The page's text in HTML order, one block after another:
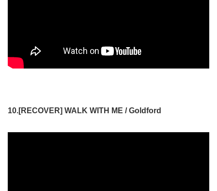
10.[RECOVER] WALK WITH ME / Goldford